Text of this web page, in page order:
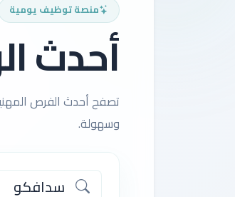
منصة توظيف يومية
أحدث
تصفح أحدث الفرص
وسهولة.